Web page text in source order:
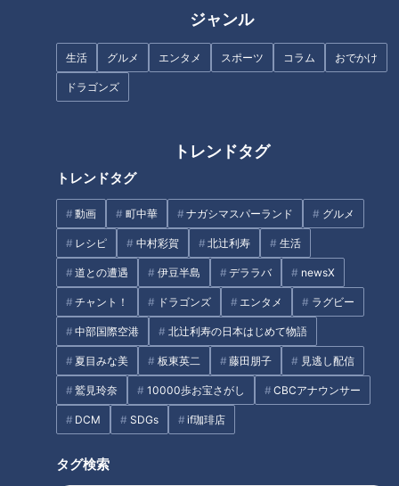
ジャンル
生活 グルメ エンタメ スポーツ コラム おでかけ
ドラゴンズ
トレンドタグ
トレンドタグ
動画 町中華 ナガシマスパーランド グルメ
レシピ 中村彩賀 北辻利寿 生活
道との遭遇 伊豆半島 デララバ newsX
チャント！ ドラゴンズ エンタメ ラグビー
中部国際空港 北辻利寿の日本はじめて物語
夏目みな美 板東英二 藤田朋子 見逃し配信
鷲見玲奈 10000歩お宝さがし CBCアナウンサー
DCM SDGs if珈琲店
タグ検索
不運続きのCBC友廣アナがたど
り着いたボリューム満点ランチ
とは？三河湾をぐるっと約
125kmの自転車旅スタート！
「すごく弾力がある！」自分で
釣った新鮮な“鳴門鯛”のお造り